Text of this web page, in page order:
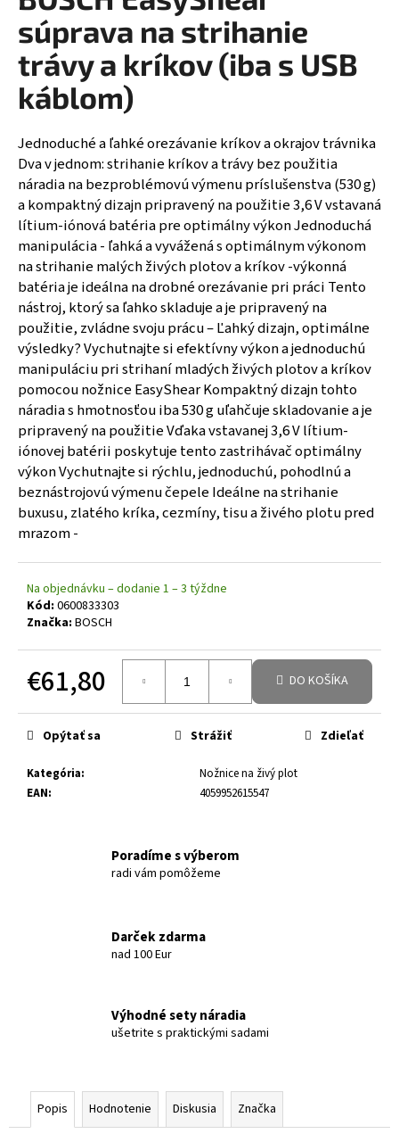
súprava na strihanie
trávy a kríkov (iba s USB
káblom)
Jednoduché a ľahké orezávanie kríkov a okrajov trávnika
Dva v jednom: strihanie kríkov a trávy bez použitia
náradia na bezproblémovú výmenu príslušenstva (530 g)
a kompaktný dizajn pripravený na použitie 3,6 V vstavaná
lítium-iónová batéria pre optimálny výkon Jednoduchá
manipulácia - ľahká a vyvážená s optimálnym výkonom
na strihanie malých živých plotov a kríkov -výkonná
batéria je ideálna na drobné orezávanie pri práci Tento
nástroj, ktorý sa ľahko skladuje a je pripravený na
použitie, zvládne svoju prácu – Ľahký dizajn, optimálne
výsledky? Vychutnajte si efektívny výkon a jednoduchú
manipuláciu pri strihaní mladých živých plotov a kríkov
pomocou nožnice EasyShear Kompaktný dizajn tohto
náradia s hmotnosťou iba 530 g uľahčuje skladovanie a je
pripravený na použitie Vďaka vstavanej 3,6 V lítium-
iónovej batérii poskytuje tento zastrihávač optimálny
výkon Vychutnajte si rýchlu, jednoduchú, pohodlnú a
beznástrojovú výmenu čepele Ideálne na strihanie
buxusu, zlatého kríka, cezmíny, tisu a živého plotu pred
mrazom -
Na objednávku – dodanie 1 – 3 týždne
Kód: 0600833303
Značka: BOSCH
€61,80 DO KOŠÍKA
Kategória:
Nožnice na živý plot
EAN: 4059952615547
Opýtať sa Strážiť Zdieľať
Poradíme s výberom
radi vám pomôžeme
Darček zdarma
nad 100 Eur
Výhodné sety náradia
ušetrite s praktickými sadami
Popis Hodnotenie Diskusia Značka
á
j
s
ť
?
HĽADAŤ